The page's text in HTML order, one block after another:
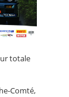
totale
Comté,